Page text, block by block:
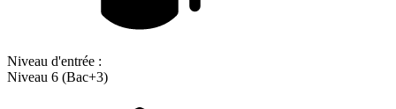
Niveau d'entrée :
Niveau 6 (Bac+3)